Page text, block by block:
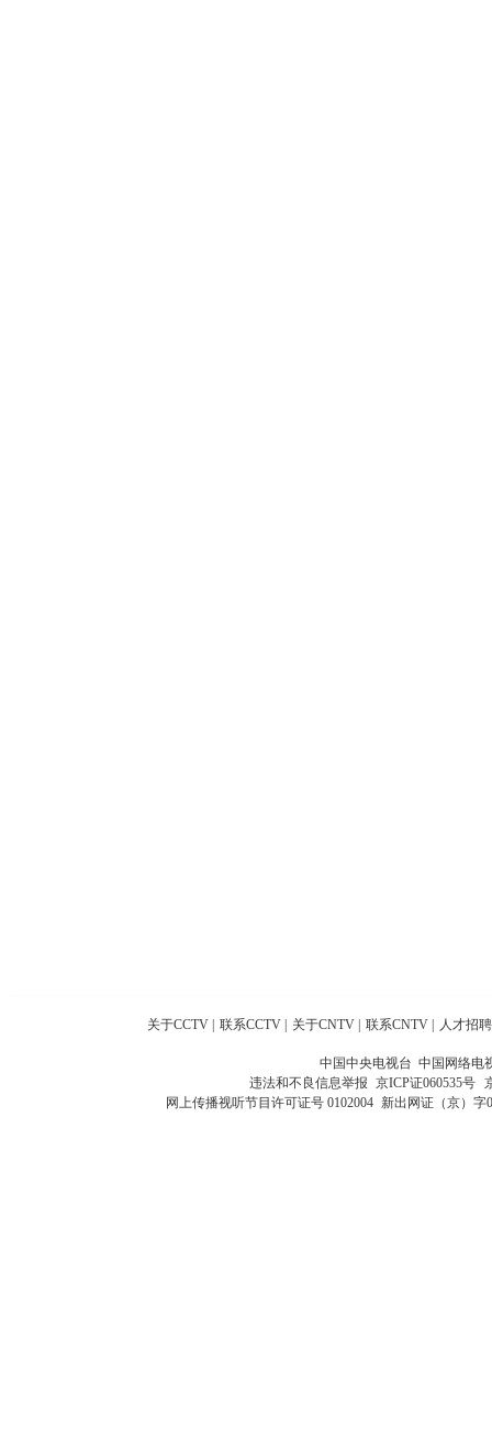
关于CCTV 联系CCTV 关于CNTV 联系CNTV 人才招聘
中国中央电视台 中国网络电
违法和不良信息举报 京ICP证060535号
网上传播视听节目许可证号 0102004 新出网证（京）